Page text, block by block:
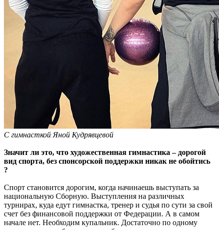
С гимнасткой Яной Кудрявцевой
Значит ли это, что художественная гимнастика – дорогой
вид спорта, без спонсорской поддержки никак не обойтись
?
Спорт становится дорогим, когда начинаешь выступать за
национальную Сборную. Выступления на различных
турнирах, куда едут гимнастка, тренер и судья по сути за свой
счет без финансовой поддержки от Федерации. А в самом
начале нет. Необходим купальник. Достаточно по одному